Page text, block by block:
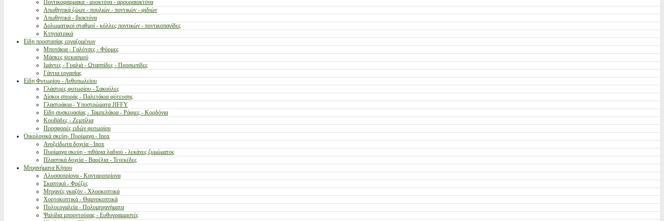
Ποντικοφάρμακα - μυοκτόνα - αρουραιοκτόνα
Απωθητικά ζώων - πουλιών - ποντικών - φιδιών
Απωθητικά - βιοκτόνα
Δολωματικοί σταθμοί - κόλλες ποντικών - ποντικοπαγίδες
Κτηνιατρικά
Είδη προστασίας εργαζομένων
Μποτάκια - Γαλότσες - Φόρμες
Μάσκες ψεκασμού
Ιμάντες - Γυαλιά - Ωτασπίδες - Προσωπίδες
Γάντια εργασίας
Είδη Φυτωρίου - Ανθοπωλείου
Γλάστρες φυτωρίου - Σακούλες
Δίσκοι σποράς - Παλετάκια φύτευσης
Γλαστράκια - Υποστρώματα JIFFY
Είδη συσκευασίας - Ταμπελάκια - Ράφιες - Κορδόνια
Κουβάδες - Ζεμπίλια
Προσφορές ειδών φυτωρίου
Οικολογικά σκεύη- Πυρίμαχα - Inox
Ανοξείδωτα δοχεία - Inox
Πυρίμαχα σκεύη - πιθάρια λαδιού - λεκάνες ζυμώματος
Πλαστικά δοχεία - Βαρέλια - Τενεκέδες
Μηχανήματα Κήπου
Αλυσσοπρίονα - Κονταροπρίονα
Σκαπτικά - Φρέζες
Μηχανές γκαζόν - Χλοοκοπτικά
Χορτοκοπτικά - Θαμνοκοπτικά
Πολυεργαλεία - Πολυμηχανήματα
Ψαλίδια μπορντούρας - Ευθυγραμμιστές